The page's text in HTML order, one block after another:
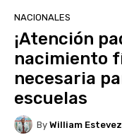
NACIONALES
¡Atención
nacimiento
necesaria
escuelas
By William Estevez